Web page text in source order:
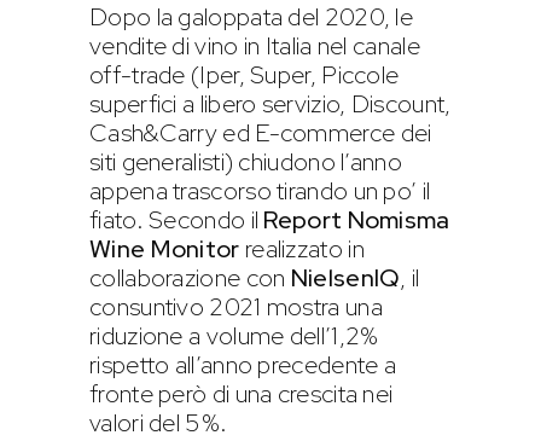
Dopo la galoppata del 2020, le
vendite di vino in Italia nel canale
off-trade (Iper, Super, Piccole
superfici a libero servizio, Discount,
Cash&Carry ed E-commerce dei
siti generalisti) chiudono l’anno
appena trascorso tirando un po’ il
fiato. Secondo il Report Nomisma
Wine Monitor realizzato in
collaborazione con NielsenIQ, il
consuntivo 2021 mostra una
riduzione a volume dell’1,2%
rispetto all’anno precedente a
fronte però di una crescita nei
valori del 5%.